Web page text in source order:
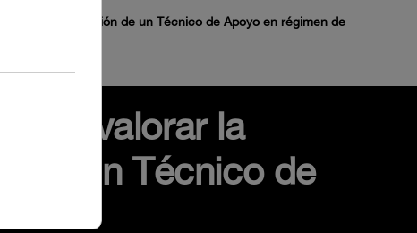
para la selección de un Técnico de Apoyo en régimen de
de valorar la
de un Técnico de